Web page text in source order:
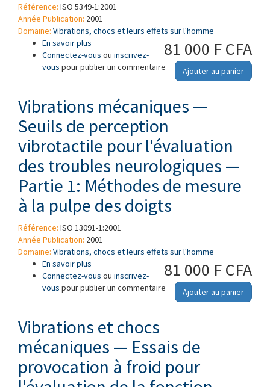
Référence: ISO 5349-1:2001
Année Publication: 2001
Domaine: Vibrations, chocs et leurs effets sur l'homme
81 000 F CFA
Ajouter au panier
En savoir plus à propos de Vibrations mécaniques —
Mesurage et évaluation de l'exposition des
individus aux vibrations transmises par la main
— Partie 1: Exigences générales
Connectez-vous ou inscrivez-
vous pour publier un commentaire
Vibrations mécaniques —
Seuils de perception
vibrotactile pour l'évaluation
des troubles neurologiques —
Partie 1: Méthodes de mesure
à la pulpe des doigts
Référence: ISO 13091-1:2001
Année Publication: 2001
Domaine: Vibrations, chocs et leurs effets sur l'homme
81 000 F CFA
Ajouter au panier
En savoir plus à propos de Vibrations mécaniques — Seuils
de perception vibrotactile pour l'évaluation
des troubles neurologiques — Partie 1:
Méthodes de mesure à la pulpe des doigts
Connectez-vous ou inscrivez-
vous pour publier un commentaire
Vibrations et chocs
mécaniques — Essais de
provocation à froid pour